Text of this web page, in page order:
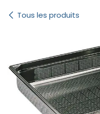
Tous les produits